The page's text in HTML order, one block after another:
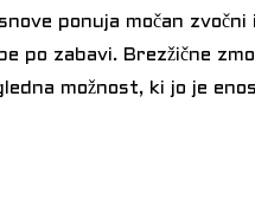
ponuja močan zvočni
po zabavi. Brezžične
možnost, ki jo je